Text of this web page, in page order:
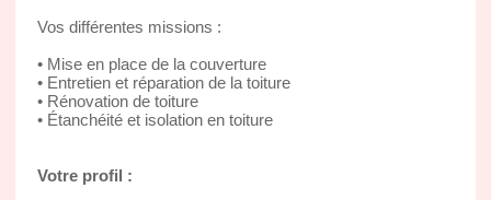
Vos différentes missions :
• Mise en place de la couverture
• Entretien et réparation de la toiture
• Rénovation de toiture
• Étanchéité et isolation en toiture
Votre profil :